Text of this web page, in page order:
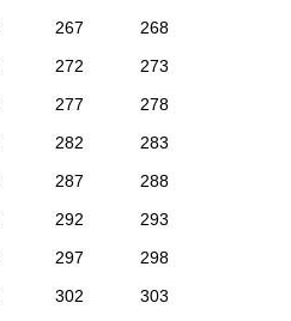
267
268
272
273
277
278
282
283
287
288
292
293
297
298
302
303